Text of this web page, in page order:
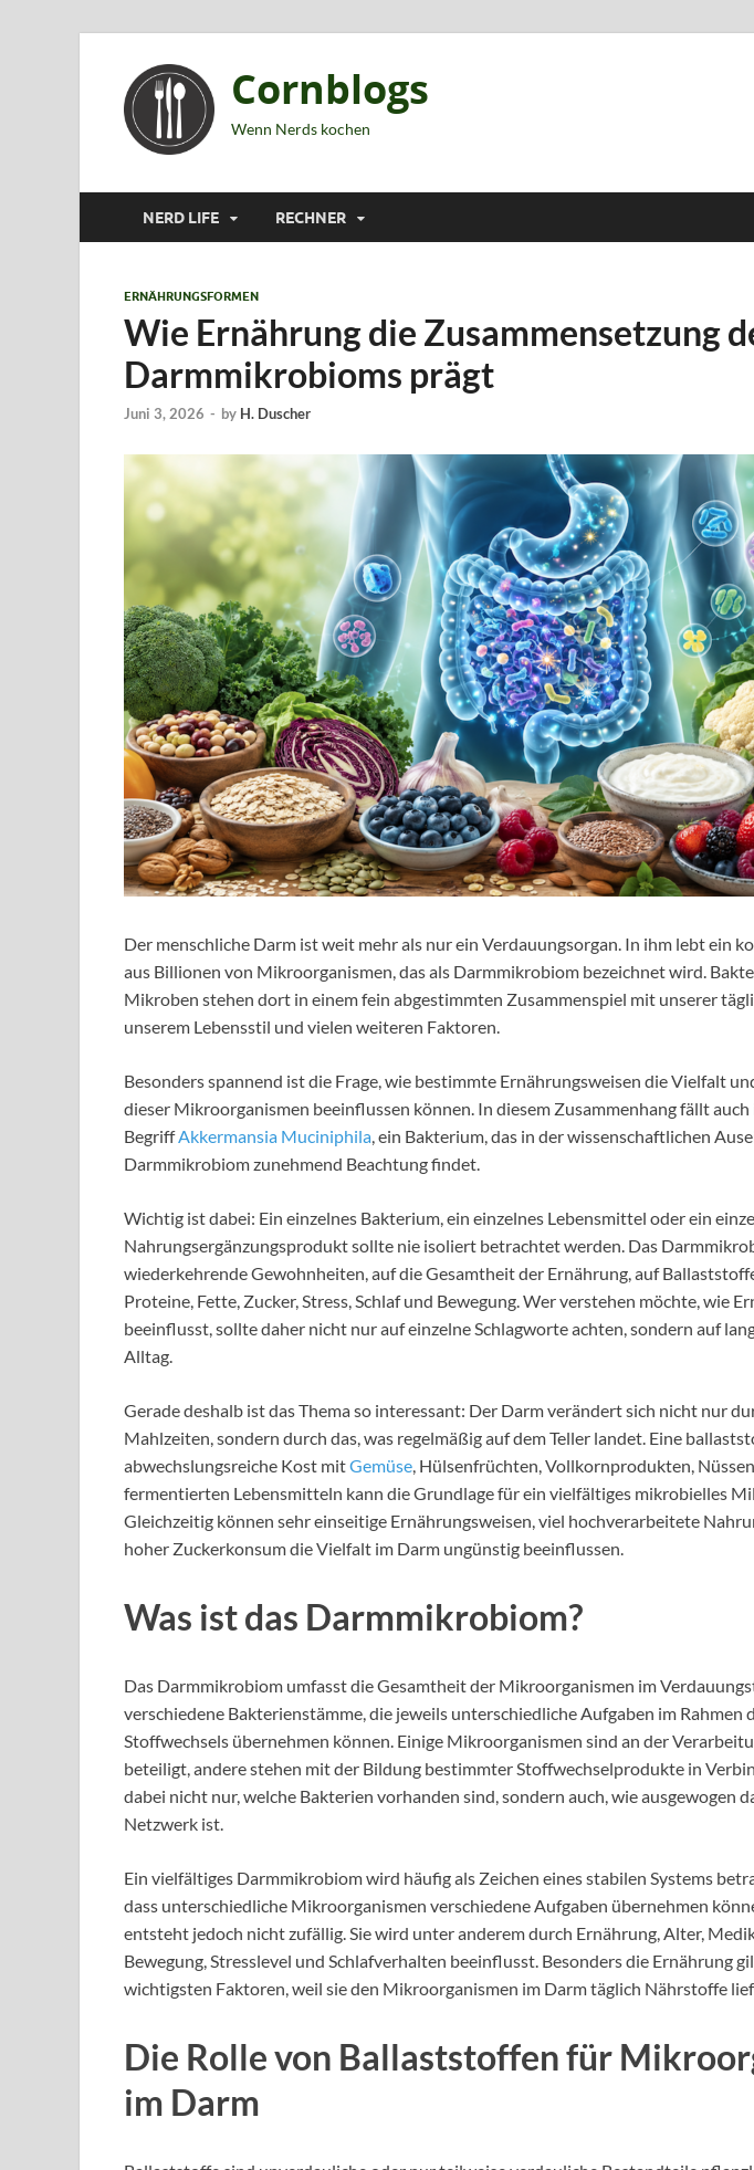
Cornblogs
Wenn Nerds kochen
NERD LIFE RECHNER
ERNÄHRUNGSFORMEN
Wie Ernährung die Zusammensetzung
Darmmikrobioms prägt
Juni 3, 2026 - by H. Duscher
Der menschliche Darm ist weit mehr als nur ein Verdauungsorgan. In ihm lebt ein
aus Billionen von Mikroorganismen, das als Darmmikrobiom bezeichnet wird.
Mikroben stehen dort in einem fein abgestimmten Zusammenspiel mit unserer
unserem Lebensstil und vielen weiteren Faktoren.
Besonders spannend ist die Frage, wie bestimmte Ernährungsweisen die Vielfalt
dieser Mikroorganismen beeinflussen können. In diesem Zusammenhang fällt
BegriffAkkermansia Muciniphila, ein Bakterium, das in der wissenschaftlichen
Darmmikrobiom zunehmend Beachtung findet.
Wichtig ist dabei: Ein einzelnes Bakterium, ein einzelnes Lebensmittel oder ein
Nahrungsergänzungsprodukt sollte nie isoliert betrachtet werden. Das
wiederkehrende Gewohnheiten, auf die Gesamtheit der Ernährung, auf
Proteine, Fette, Zucker, Stress, Schlaf und Bewegung. Wer verstehen möchte, wie
beeinflusst, sollte daher nicht nur auf einzelne Schlagworte achten, sondern auf
Alltag.
Gerade deshalb ist das Thema so interessant: Der Darm verändert sich nicht nur
Mahlzeiten, sondern durch das, was regelmäßig auf dem Teller landet. Eine
abwechslungsreiche Kost mitGemüse, Hülsenfrüchten, Vollkornprodukten,
fermentierten Lebensmitteln kann die Grundlage für ein vielfältiges mikrobielles
Gleichzeitig können sehr einseitige Ernährungsweisen, viel hochverarbeitete
hoher Zuckerkonsum die Vielfalt im Darm ungünstig beeinflussen.
Was ist das Darmmikrobiom?
Das Darmmikrobiom umfasst die Gesamtheit der Mikroorganismen im
verschiedene Bakterienstämme, die jeweils unterschiedliche Aufgaben im Rahmen
Stoffwechsels übernehmen können. Einige Mikroorganismen sind an der
beteiligt, andere stehen mit der Bildung bestimmter Stoffwechselprodukte in
dabei nicht nur, welche Bakterien vorhanden sind, sondern auch, wie ausgewogen
Netzwerk ist.
Ein vielfältiges Darmmikrobiom wird häufig als Zeichen eines stabilen Systems
dass unterschiedliche Mikroorganismen verschiedene Aufgaben übernehmen
entsteht jedoch nicht zufällig. Sie wird unter anderem durch Ernährung, Alter,
Bewegung, Stresslevel und Schlafverhalten beeinflusst. Besonders die Ernährung
wichtigsten Faktoren, weil sie den Mikroorganismen im Darm täglich Nährstoffe
Die Rolle von Ballaststoffen für
im Darm